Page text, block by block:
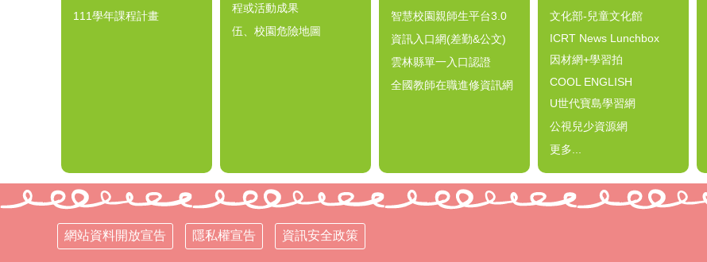
111學年課程計畫
程或活動成果
伍、校園危險地圖
智慧校園親師生平台3.0
資訊入口網(差勤&公文)
雲林縣單一入口認證
全國教師在職進修資訊網
文化部-兒童文化館
ICRT News Lunchbox
因材網+學習拍
COOL ENGLISH
U世代寶島學習網
公視兒少資源網
更多...
網站資料開放宣告 隱私權宣告 資訊安全政策